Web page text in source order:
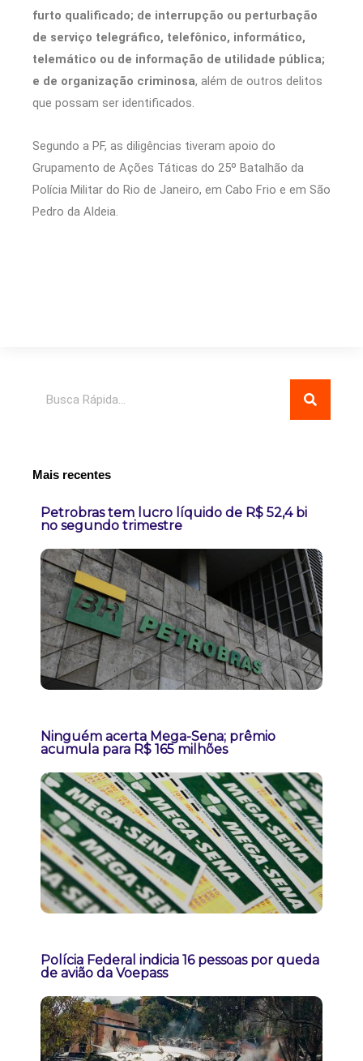
furto qualificado; de interrupção ou perturbação
de serviço telegráfico, telefônico, informático,
telemático ou de informação de utilidade pública;
e de organização criminosa, além de outros delitos
que possam ser identificados.
Segundo a PF, as diligências tiveram apoio do
Grupamento de Ações Táticas do 25º Batalhão da
Polícia Militar do Rio de Janeiro, em Cabo Frio e em São
Pedro da Aldeia.
Mais recentes
Petrobras tem lucro líquido de R$ 52,4 bi
no segundo trimestre
Ninguém acerta Mega-Sena; prêmio
acumula para R$ 165 milhões
Polícia Federal indicia 16 pessoas por queda
de avião da Voepass